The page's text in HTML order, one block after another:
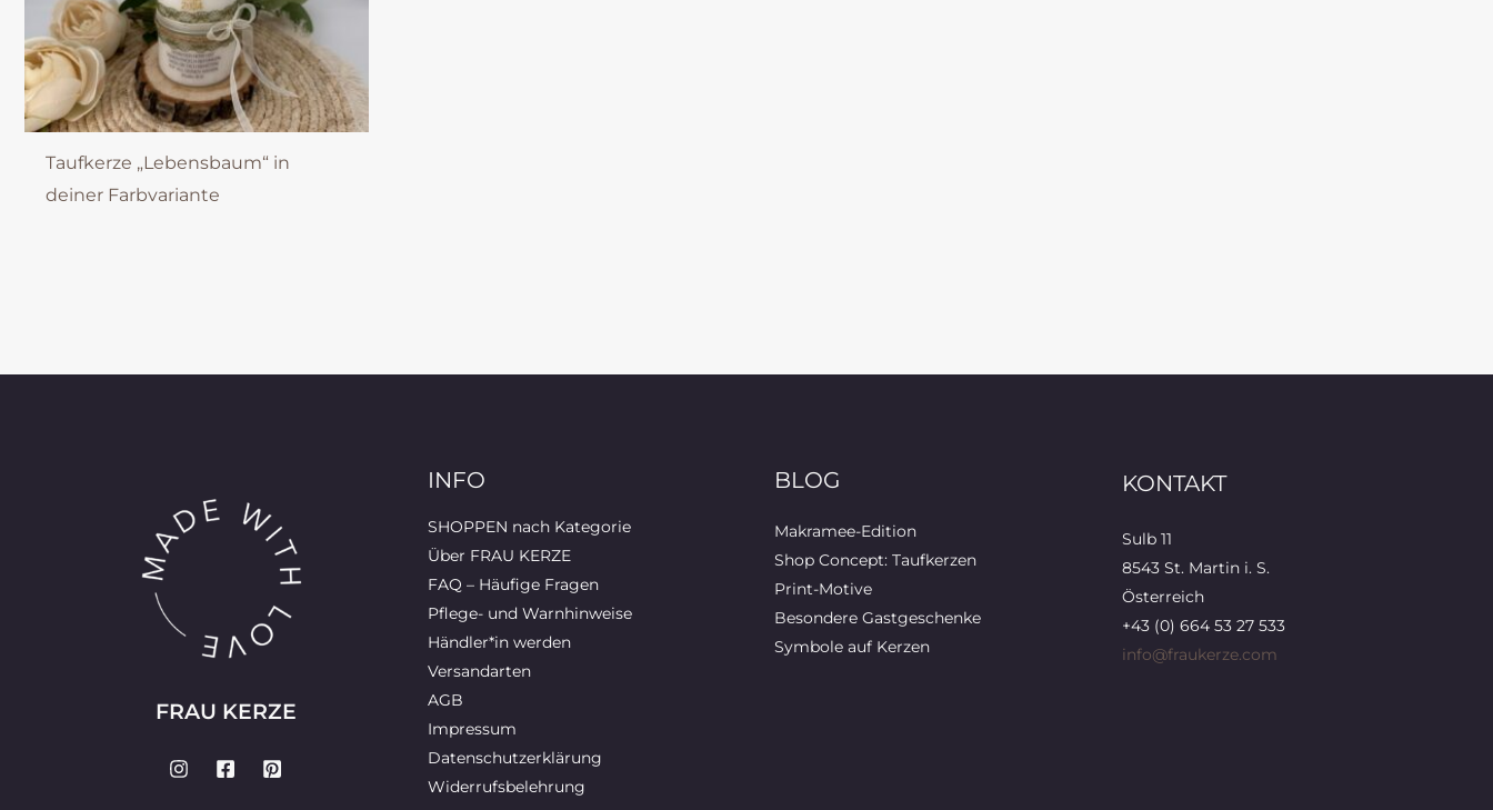
Taufkerze „Lebensbaum“ in
deiner Farbvariante
FRAU KERZE
INFO
SHOPPEN nach Kategorie
Über FRAU KERZE
FAQ – Häufige Fragen
Pflege- und Warnhinweise
Händler*in werden
Versandarten
AGB
Impressum
Datenschutzerklärung
Widerrufsbelehrung
BLOG
Makramee-Edition
Shop Concept: Taufkerzen
Print-Motive
Besondere Gastgeschenke
Symbole auf Kerzen
KONTAKT
Sulb 11
8543 St. Martin i. S.
Österreich
+43 (0) 664 53 27 533
info@fraukerze.com